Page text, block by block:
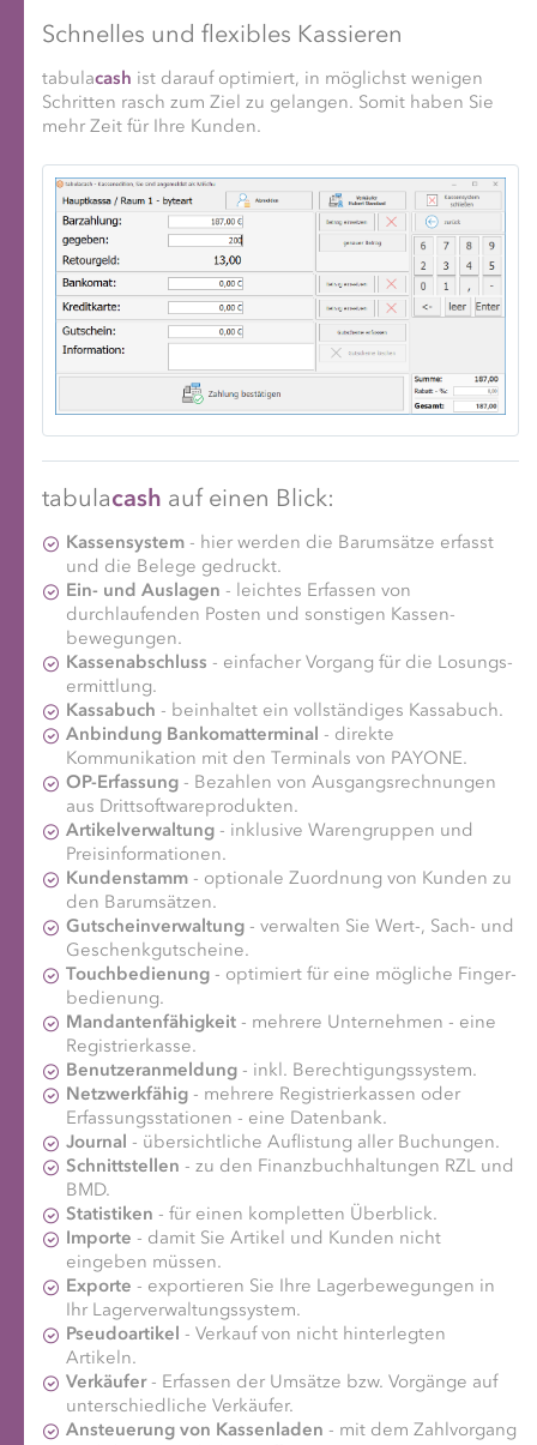
Schnelles und flexibles Kassieren
tabulacash ist darauf optimiert, in möglichst wenigen
Schritten rasch zum Ziel zu gelangen. Somit haben Sie
mehr Zeit für Ihre Kunden.
tabulacash auf einen Blick:
Kassensystem - hier werden die Bar­umsätze erfasst
und die Belege gedruckt.
Ein- und Auslagen - leichtes Erfassen von
durchlaufenden Posten und sonstigen Kassen­
bewegungen.
Kassenabschluss - einfacher Vorgang für die Losungs­
ermittlung.
Kassabuch - beinhaltet ein voll­ständiges Kassa­buch.
Anbindung Bankomatterminal - direkte
Kommunikation mit den Terminals von PAYONE.
OP-Erfassung - Bezahlen von Ausgangs­rechnungen
aus Dritt­software­produkten.
Artikelverwaltung - inklusive Waren­gruppen und
Preis­informationen.
Kundenstamm - optionale Zuordnung von Kunden zu
den Bar­umsätzen.
Gutscheinverwaltung - verwalten Sie Wert-, Sach- und
Geschenkgutscheine.
Touchbedienung - optimiert für eine mögliche Finger­
bedienung.
Mandantenfähigkeit - mehrere Unter­nehmen - eine
Registrier­kasse.
Benutzeranmeldung - inkl. Berechtigungssystem.
Netzwerkfähig - mehrere Registrier­kassen oder
Erfassungs­stationen - eine Daten­bank.
Journal - über­sichtliche Auf­listung aller Buchungen.
Schnittstellen - zu den Finanz­buch­haltungen RZL und
BMD.
Statistiken - für einen kompletten Überblick.
Importe - damit Sie Artikel und Kunden nicht
eingeben müssen.
Exporte - exportieren Sie Ihre Lager­bewegungen in
Ihr Lagerverwaltungssystem.
Pseudoartikel - Verkauf von nicht hinter­legten
Artikeln.
Verkäufer- Erfassen der Umsätze bzw. Vorgänge auf
unter­schiedliche Verkäufer.
Ansteuerung von Kassenladen - mit dem Zahl­vorgang